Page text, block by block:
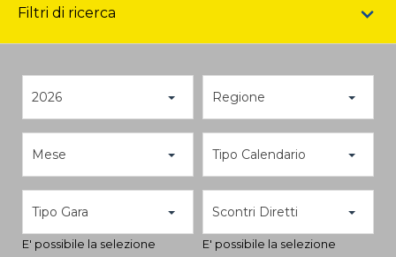
Filtri di ricerca
2026 Regione
Mese Tipo Calendario
Tipo Gara
E' possibile la selezione
Scontri Diretti
E' possibile la selezione